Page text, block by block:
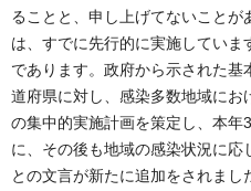
ることと、申し上げてないこと
は、すでに先行的に実施してい
であります。政府から示された
道府県に対し、感染多数地域にお
の集中的実施計画を策定し、本年
に、その後も地域の感染状況に応
との文言が新たに追加をされま